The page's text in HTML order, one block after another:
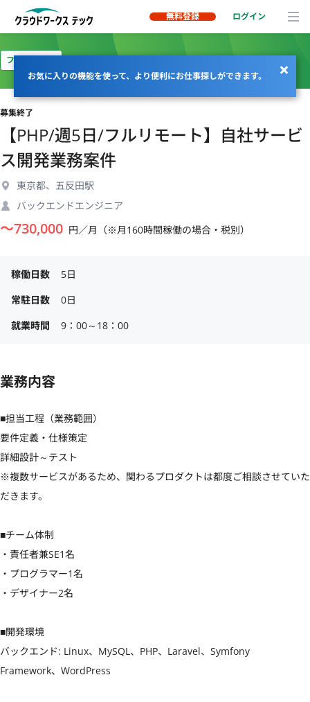
無料登録 ログイン
お気に入りの機能を使って、より便利にお仕事探しができます。
フルリモート
募集終了
【PHP/週5日/フルリモート】自社サービ
ス開発業務案件
東京都、五反田駅
バックエンドエンジニア
〜730,000 円／月（※月160時間稼働の場合・税別）
稼働日数
5日
常駐日数
0日
就業時間
9：00～18：00
業務内容
■担当工程（業務範囲）
要件定義・仕様策定
詳細設計～テスト
※複数サービスがあるため、関わるプロダクトは都度ご相談させていた
だきます。
■チーム体制
・責任者兼SE1名
・プログラマー1名
・デザイナー2名
■開発環境
バックエンド: Linux、MySQL、PHP、Laravel、Symfony
Framework、WordPress